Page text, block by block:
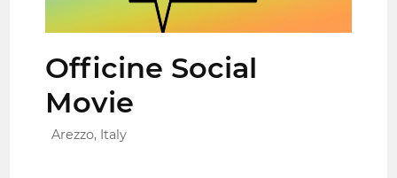
Officine Social
Movie
Arezzo, Italy